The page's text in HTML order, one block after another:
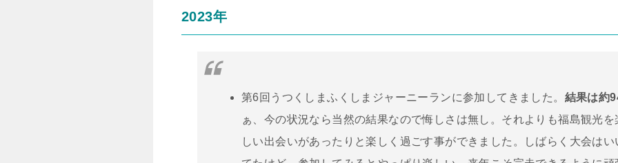
2023年
第6回うつくしまふくしまジャーニーランに参加してきました。 結果は約
ぁ、今の状況なら当然の結果なので悔しさは無し。それよりも福島観光
しい出会いがあったりと楽しく過ごす事ができました。しばらく大会は